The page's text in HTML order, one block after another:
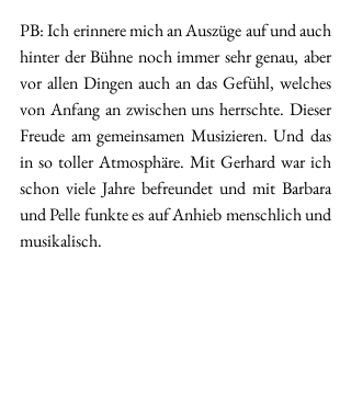
PB: Ich erinnere mich an Auszüge auf und auch
hinter der Bühne noch immer sehr genau, aber
vor allen Dingen auch an das Gefühl, welches
von Anfang an zwischen uns herrschte. Dieser
Freude am gemeinsamen Musizieren. Und das
in so toller Atmosphäre. Mit Gerhard war ich
schon viele Jahre befreundet und mit Barbara
und Pelle funkte es auf Anhieb menschlich und
musikalisch.